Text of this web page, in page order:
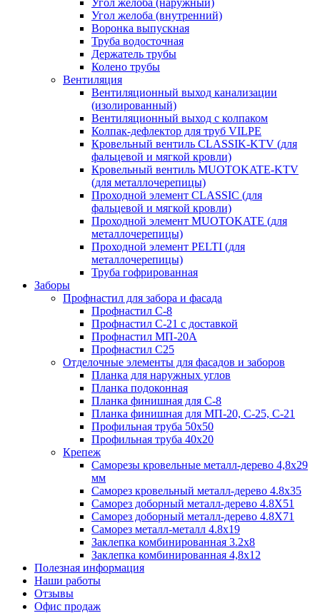
Угол желоба (внутренний)
Воронка выпускная
Труба водосточная
Держатель трубы
Колено трубы
Вентиляция
Вентиляционный выход канализации
(изолированный)
Вентиляционный выход с колпаком
Колпак-дефлектор для труб VILPE
Кровельный вентиль CLASSIK-KTV (для
фальцевой и мягкой кровли)
Кровельный вентиль MUOTOKATE-KTV
(для металлочерепицы)
Проходной элемент CLASSIC (для
фальцевой и мягкой кровли)
Проходной элемент MUOTOKATE (для
металлочерепицы)
Проходной элемент PELTI (для
металлочерепицы)
Труба гофрированная
Заборы
Профнастил для забора и фасада
Профнастил С-8
Профнастил С-21 с доставкой
Профнастил МП-20А
Профнастил С25
Отделочные элементы для фасадов и заборов
Планка для наружных углов
Планка подоконная
Планка финишная для С-8
Планка финишная для МП-20, С-25, С-21
Профильная труба 50x50
Профильная труба 40x20
Крепеж
Саморезы кровельные металл-дерево 4,8х29
мм
Саморез кровельный металл-дерево 4.8x35
Саморез доборный металл-дерево 4.8X51
Саморез доборный металл-дерево 4.8X71
Саморез металл-металл 4.8x19
Заклепка комбинированная 3.2x8
Заклепка комбинированная 4,8x12
Полезная информация
Наши работы
Отзывы
Офис продаж